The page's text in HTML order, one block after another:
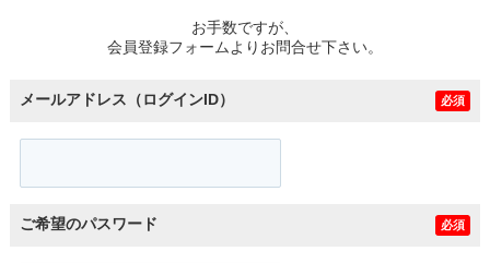
お手数ですが、
会員登録フォームよりお問合せ下さい。
メールアドレス（ログインID） 必須
ご希望のパスワード 必須